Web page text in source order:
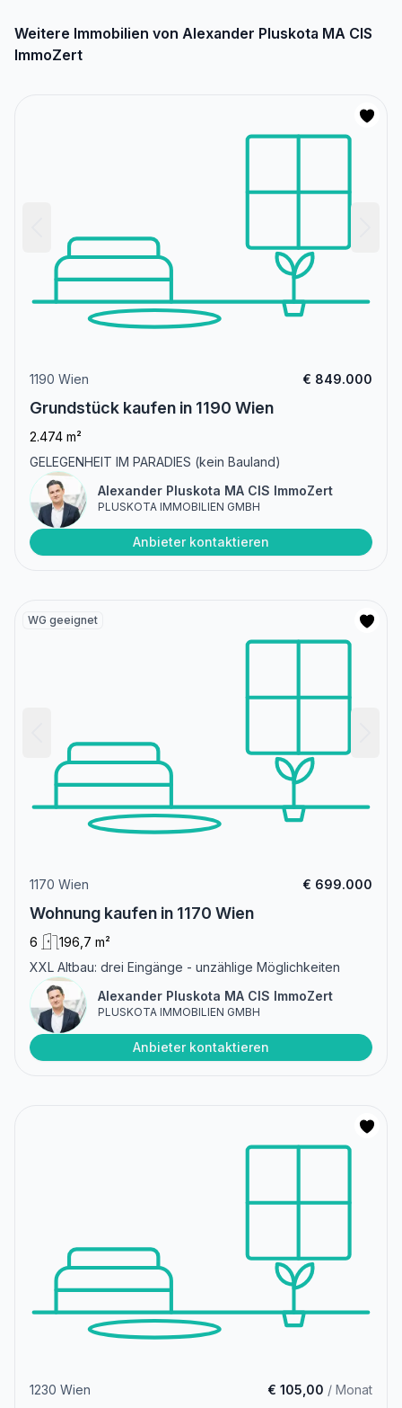
Weitere Immobilien von Alexander Pluskota MA CIS
ImmoZert
1190 Wien € 849.000
Grundstück kaufen in 1190 Wien
2.474 m²
GELEGENHEIT IM PARADIES (kein Bauland)
Alexander Pluskota MA CIS ImmoZert
PLUSKOTA IMMOBILIEN GMBH
Anbieter kontaktieren
WG geeignet
1170 Wien € 699.000
Wohnung kaufen in 1170 Wien
6
196,7 m²
XXL Altbau: drei Eingänge - unzählige Möglichkeiten
Alexander Pluskota MA CIS ImmoZert
PLUSKOTA IMMOBILIEN GMBH
Anbieter kontaktieren
1230 Wien € 105,00 / Monat